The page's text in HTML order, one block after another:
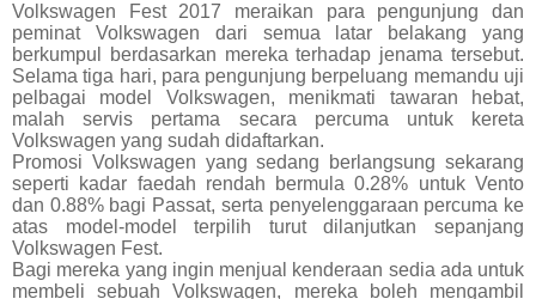
Volkswagen Fest 2017 meraikan para pengunjung dan
peminat Volkswagen dari semua latar belakang yang
berkumpul berdasarkan mereka terhadap jenama tersebut.
Selama tiga hari, para pengunjung berpeluang memandu uji
pelbagai model Volkswagen, menikmati tawaran hebat,
malah servis pertama secara percuma untuk kereta
Volkswagen yang sudah didaftarkan.
Promosi Volkswagen yang sedang berlangsung sekarang
seperti kadar faedah rendah bermula 0.28% untuk Vento
dan 0.88% bagi Passat, serta penyelenggaraan percuma ke
atas model-model terpilih turut dilanjutkan sepanjang
Volkswagen Fest.
Bagi mereka yang ingin menjual kenderaan sedia ada untuk
membeli sebuah Volkswagen, mereka boleh mengambil